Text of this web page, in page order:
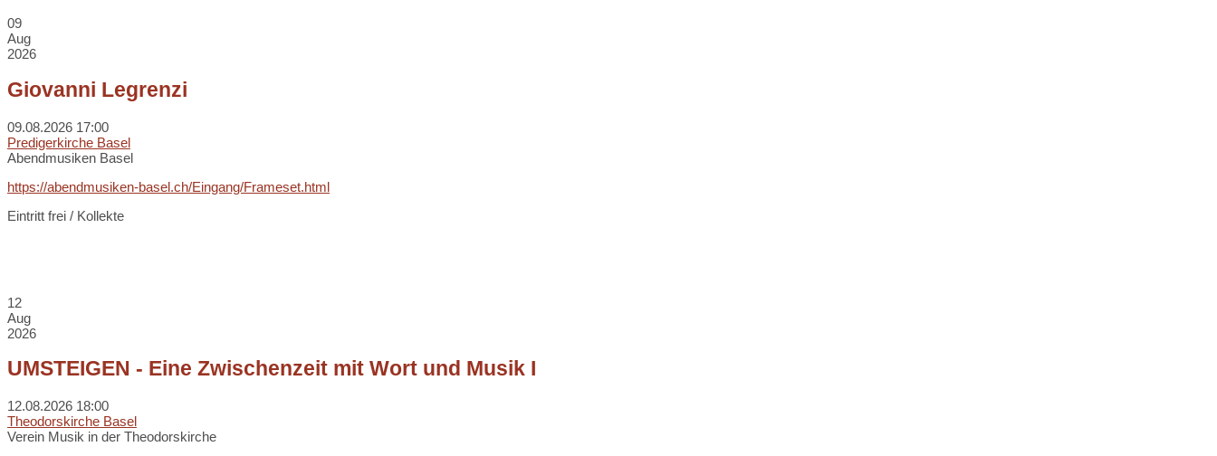
09
Aug
2026
Giovanni Legrenzi
09.08.2026 17:00
Predigerkirche Basel
Abendmusiken Basel
https://abendmusiken-basel.ch/Eingang/Frameset.html
Eintritt frei / Kollekte
12
Aug
2026
UMSTEIGEN - Eine Zwischenzeit mit Wort und Musik I
12.08.2026 18:00
Theodorskirche Basel
Verein Musik in der Theodorskirche